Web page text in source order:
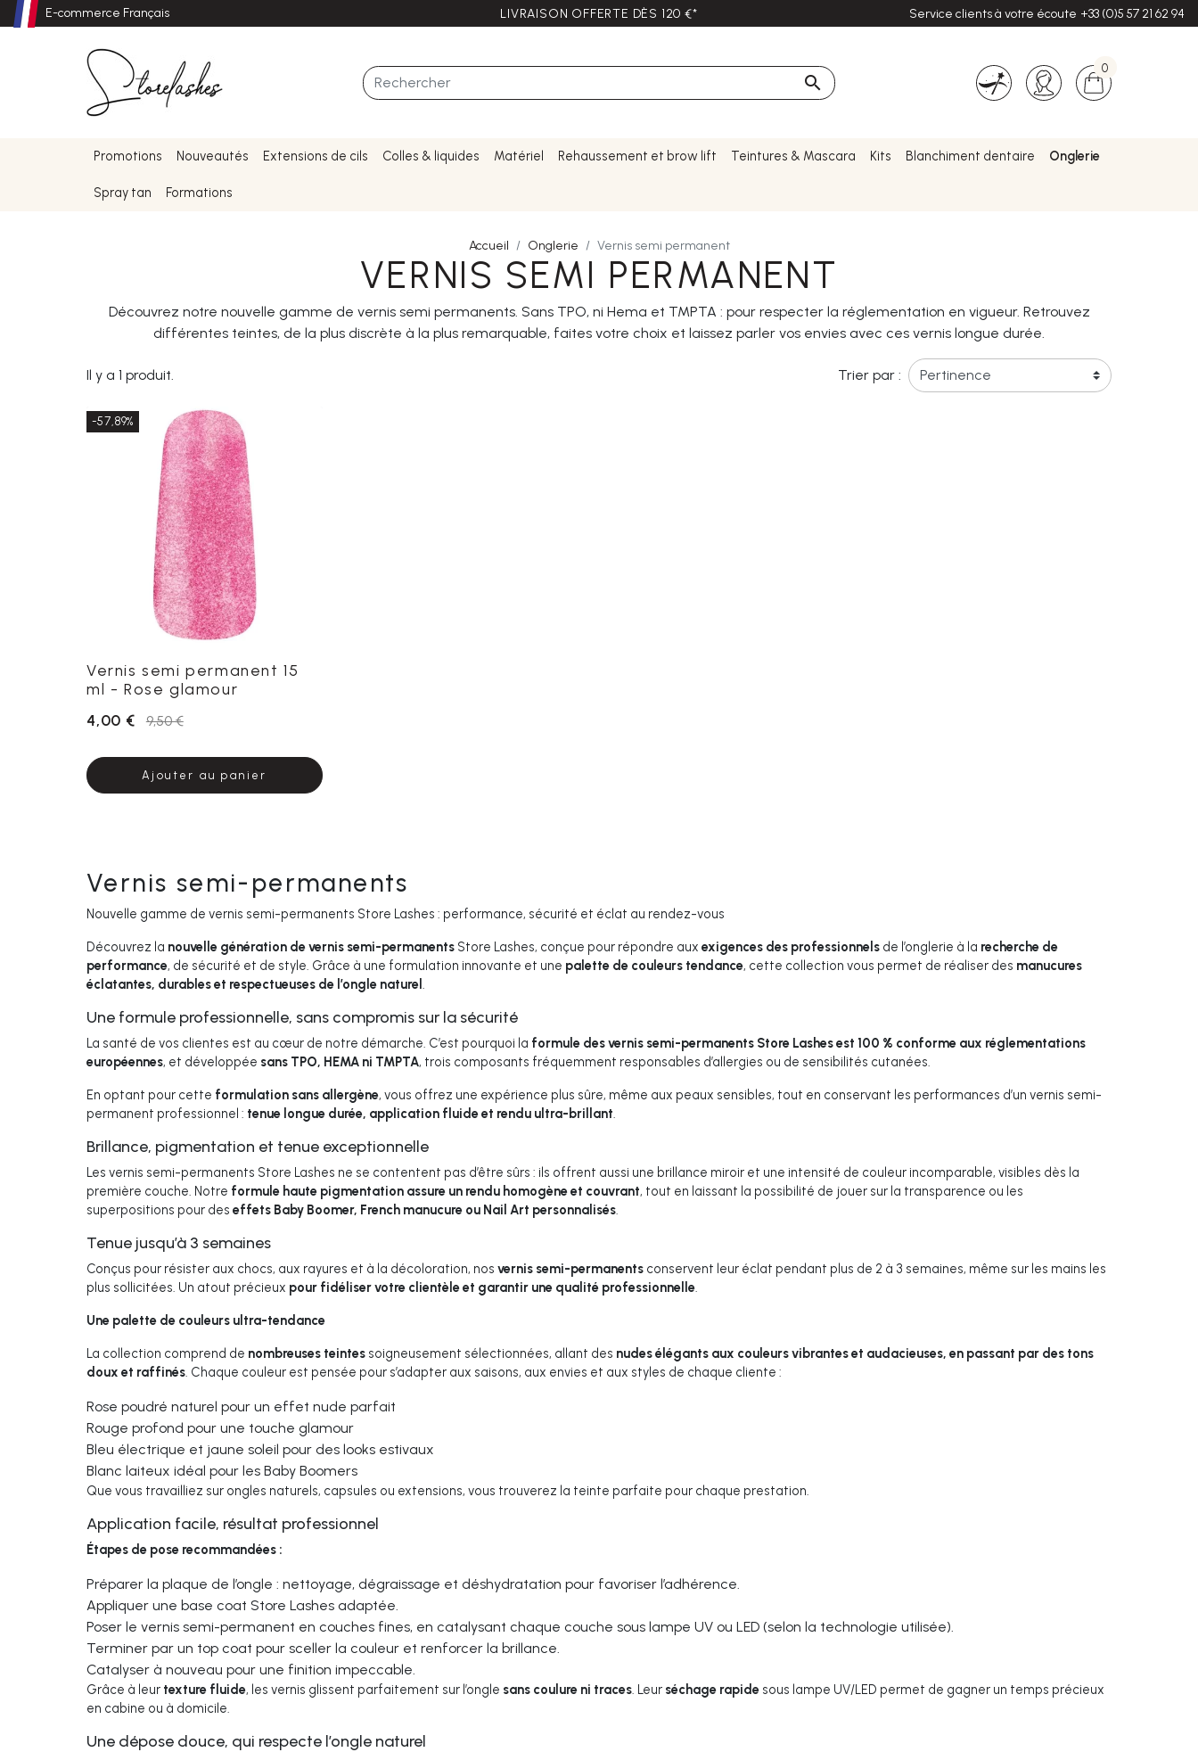
E-commerce Français LIVRAISON OFFERTE DÈS 120 €* Service clients à votre écoute +33 (0)5 57 21 62 94

0
Promotions Nouveautés Extensions de cils Colles & liquides Matériel Rehaussement et brow lift Teintures & Mascara Kits Blanchiment dentaire Onglerie
Spray tan Formations
Accueil Onglerie Vernis semi permanent
VERNIS SEMI PERMANENT
Découvrez notre nouvelle gamme de vernis semi permanents. Sans TPO, ni Hema et TMPTA : pour respecter la réglementation en vigueur. Retrouvez
différentes teintes, de la plus discrète à la plus remarquable, faites votre choix et laissez parler vos envies avec ces vernis longue durée.
Il y a 1 produit. Trier par :
Vernis semi permanent 15
ml - Rose glamour
4,00 €
9,50 €
Ajouter au panier
-57,89%
Vernis semi-permanents
Nouvelle gamme de vernis semi-permanents Store Lashes : performance, sécurité et éclat au rendez-vous
Découvrez la nouvelle génération de vernis semi-permanents Store Lashes, conçue pour répondre aux exigences des professionnels de l’onglerie à la recherche de
performance, de sécurité et de style. Grâce à une formulation innovante et une palette de couleurs tendance, cette collection vous permet de réaliser des manucures
éclatantes, durables et respectueuses de l’ongle naturel .
Une formule professionnelle, sans compromis sur la sécurité
La santé de vos clientes est au cœur de notre démarche. C’est pourquoi la formule des vernis semi-permanents Store Lashes est 100 % conforme aux réglementations
européennes, et développée sans TPO, HEMA ni TMPTA, trois composants fréquemment responsables d’allergies ou de sensibilités cutanées.
En optant pour cette formulation sans allergène, vous offrez une expérience plus sûre, même aux peaux sensibles, tout en conservant les performances d’un vernis semi-
permanent professionnel : tenue longue durée, application fluide et rendu ultra-brillant.
Brillance, pigmentation et tenue exceptionnelle
Les vernis semi-permanents Store Lashes ne se contentent pas d’être sûrs : ils offrent aussi une brillance miroir et une intensité de couleur incomparable, visibles dès la
première couche. Notre formule haute pigmentation assure un rendu homogène et couvrant, tout en laissant la possibilité de jouer sur la transparence ou les
superpositions pour des effets Baby Boomer, French manucure ou Nail Art personnalisés.
Tenue jusqu’à 3 semaines
Conçus pour résister aux chocs, aux rayures et à la décoloration, nos vernis semi-permanents conservent leur éclat pendant plus de 2 à 3 semaines, même sur les mains les
plus sollicitées. Un atout précieux pour fidéliser votre clientèle et garantir une qualité professionnelle.
Une palette de couleurs ultra-tendance
La collection comprend de nombreuses teintes soigneusement sélectionnées, allant des nudes élégants aux couleurs vibrantes et audacieuses, en passant par des tons
doux et raffinés. Chaque couleur est pensée pour s’adapter aux saisons, aux envies et aux styles de chaque cliente :
Rose poudré naturel pour un effet nude parfait
Rouge profond pour une touche glamour
Bleu électrique et jaune soleil pour des looks estivaux
Blanc laiteux idéal pour les Baby Boomers
Que vous travailliez sur ongles naturels, capsules ou extensions, vous trouverez la teinte parfaite pour chaque prestation.
Application facile, résultat professionnel
Étapes de pose recommandées :
Préparer la plaque de l’ongle : nettoyage, dégraissage et déshydratation pour favoriser l’adhérence.
Appliquer une base coat Store Lashes adaptée.
Poser le vernis semi-permanent en couches fines, en catalysant chaque couche sous lampe UV ou LED (selon la technologie utilisée).
Terminer par un top coat pour sceller la couleur et renforcer la brillance.
Catalyser à nouveau pour une finition impeccable.
Grâce à leur texture fluide, les vernis glissent parfaitement sur l’ongle sans coulure ni traces. Leur séchage rapide sous lampe UV/LED permet de gagner un temps précieux
en cabine ou à domicile.
Une dépose douce, qui respecte l’ongle naturel